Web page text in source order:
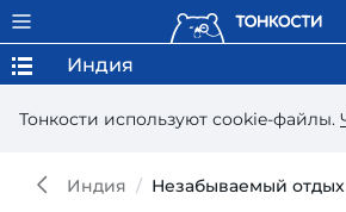
Тонкости используют сookie-файлы.
Индия
Индия Незабываемый